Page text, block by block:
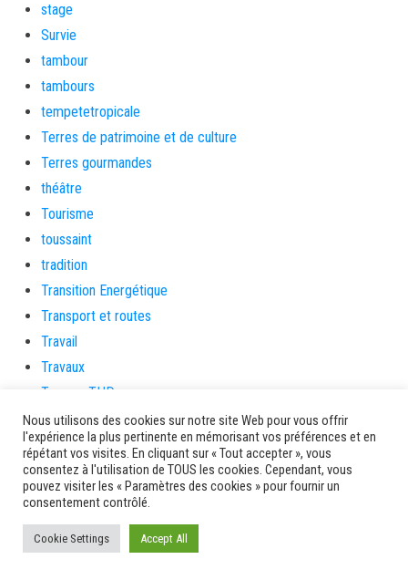
stage
Survie
tambour
tambours
tempetetropicale
Terres de patrimoine et de culture
Terres gourmandes
théâtre
Tourisme
toussaint
tradition
Transition Energétique
Transport et routes
Travail
Travaux
Travaux THD
travaux utiles
TSUNAMI
TZCLD
uncategorized
Venir en Martinique
Video
Nous utilisons des cookies sur notre site Web pour vous offrir
l'expérience la plus pertinente en mémorisant vos préférences et en
répétant vos visites. En cliquant sur « Tout accepter », vous
consentez à l'utilisation de TOUS les cookies. Cependant, vous
pouvez visiter les « Paramètres des cookies » pour fournir un
consentement contrôlé.
Cookie Settings Accept All